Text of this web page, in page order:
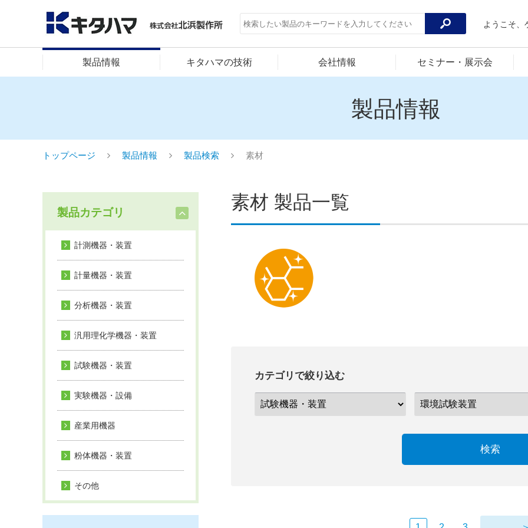
ようこそ、
製品情報 キタハマの技術 会社情報 セミナー・展示会
製品情報
トップページ 製品情報 製品検索 素材
製品カテゴリ
計測機器・装置
計量機器・装置
分析機器・装置
汎用理化学機器・装置
試験機器・装置
実験機器・設備
産業用機器
粉体機器・装置
その他
素材 製品一覧
カテゴリで絞り込む
検索